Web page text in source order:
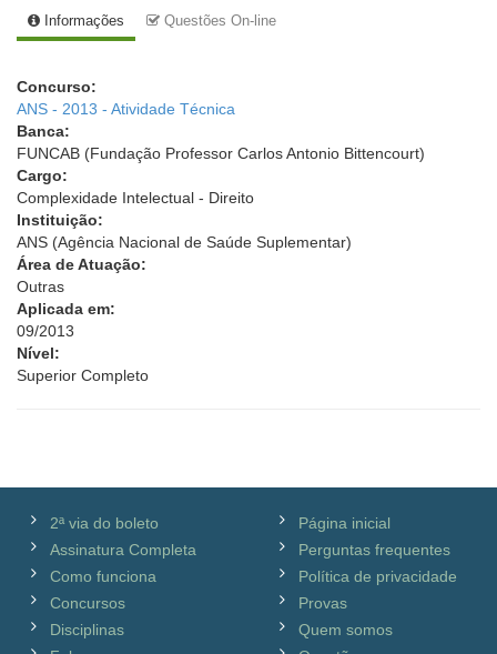
Informações Questões On-line
Concurso:
ANS - 2013 - Atividade Técnica
Banca:
FUNCAB (Fundação Professor Carlos Antonio Bittencourt)
Cargo:
Complexidade Intelectual - Direito
Instituição:
ANS (Agência Nacional de Saúde Suplementar)
Área de Atuação:
Outras
Aplicada em:
09/2013
Nível:
Superior Completo
2ª via do boleto
Assinatura Completa
Como funciona
Concursos
Disciplinas
Página inicial
Perguntas frequentes
Política de privacidade
Provas
Quem somos